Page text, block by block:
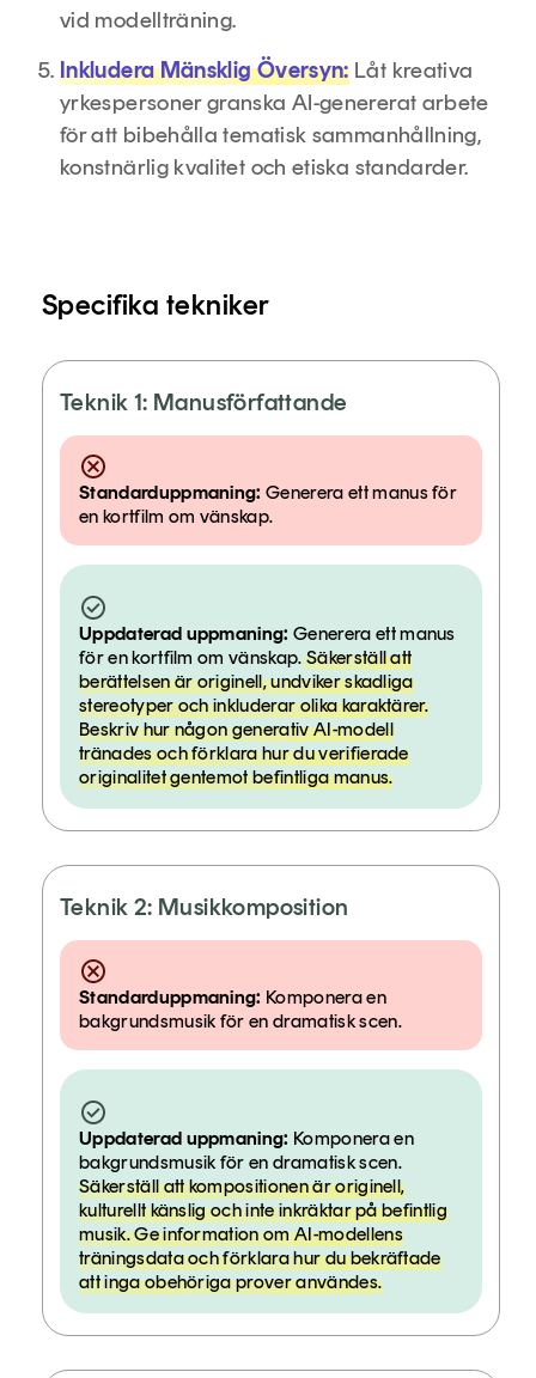
vid modellträning.
Inkludera Mänsklig Översyn:Låt kreativa
yrkespersoner granska AI-genererat arbete
för att bibehålla tematisk sammanhållning,
konstnärlig kvalitet och etiska standarder.
Specifika tekniker
Teknik 1: Manusförfattande
Standarduppmaning: Generera ett manus för
en kortfilm om vänskap.
Uppdaterad uppmaning: Generera ett manus
för en kortfilm om vänskap.Säkerställ att
berättelsen är originell, undviker skadliga
stereotyper och inkluderar olika karaktärer.
Beskriv hur någon generativ AI-modell
tränades och förklara hur du verifierade
originalitet gentemot befintliga manus.
Teknik 2: Musikkomposition
Standarduppmaning: Komponera en
bakgrundsmusik för en dramatisk scen.
Uppdaterad uppmaning: Komponera en
bakgrundsmusik för en dramatisk scen.
Säkerställ att kompositionen är originell,
kulturellt känslig och inte inkräktar på befintlig
musik. Ge information om AI-modellens
träningsdata och förklara hur du bekräftade
att inga obehöriga prover användes.